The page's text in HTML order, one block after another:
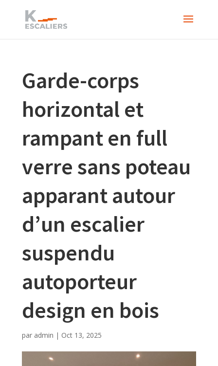
Garde-corps
horizontal et
rampant en full
verre sans poteau
apparant autour
d’un escalier
suspendu
autoporteur
design en bois
par admin | Oct 13, 2025